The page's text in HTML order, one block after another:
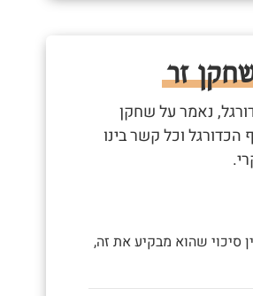
זר
נאמר על שחקן
הכדורגל וכל קשר בינו
סיכוי שהוא מבקיע את זה,